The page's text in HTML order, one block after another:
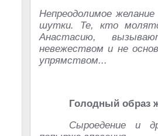
Непреодолимое
шутки. Те, кто
Анастасию,
невежеством и не
упрямством...
Голодный образ
Сыроедение и